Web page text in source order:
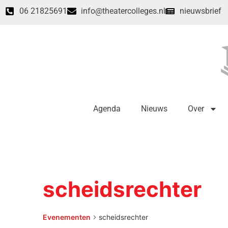
06 21825691 info@theatercolleges.nl nieuwsbrief
Agenda Nieuws Over
scheidsrechter
Evenementen scheidsrechter